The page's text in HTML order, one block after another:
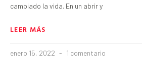
cambiado la vida. En un abrir y
LEER MÁS
enero 15, 2022 1 comentario